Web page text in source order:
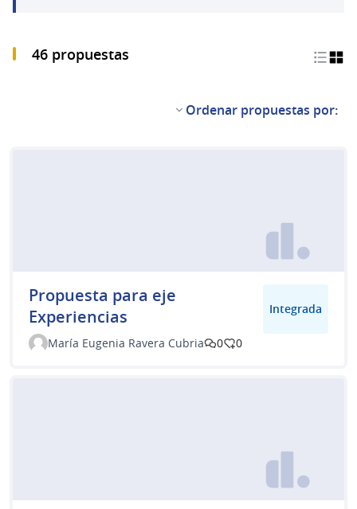
46 propuestas
Ordenar propuestas por:
Propuesta para eje
Experiencias
Integrada
María Eugenia Ravera Cubria 0 0